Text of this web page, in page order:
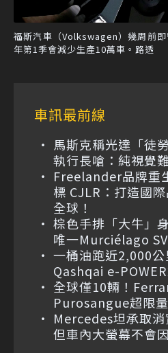
福斯汽車（Volkswagen）幾周前
年第1季會減少生產10萬車。路透
車訊最前線
馬斯克稱光達「徒
執行長嗆：純視覺
Freelander品牌重
標 CJLR：打造國
全球！
棕色手排「大牛」
唯一Murciélago
一桶油跑近2,000
Qashqai e-
全球僅10輛！
Purosangue超限
Mercedes坦承取
但車內大螢幕不會